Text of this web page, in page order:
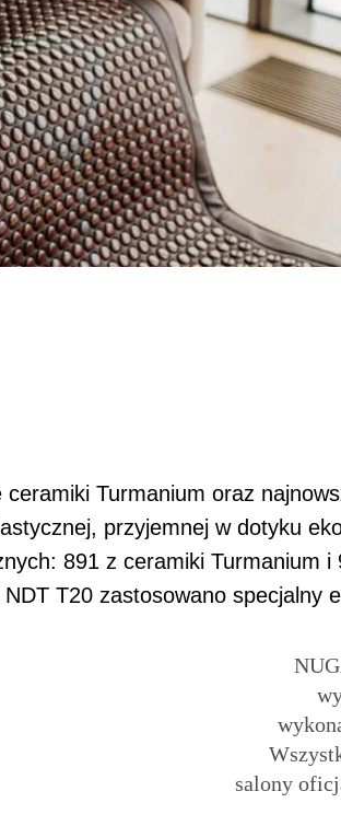
Turmanium oraz
przyjemnej w dotyku
891 z ceramiki Turmanium
T20 zastosowano specjalny
salony